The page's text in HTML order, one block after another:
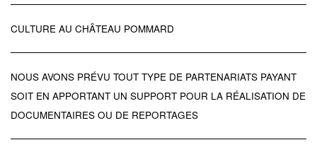
CULTURE AU CHÂTEAU POMMARD
NOUS AVONS PRÉVU TOUT TYPE DE PARTENARIATS PAYANT
SOIT EN APPORTANT UN SUPPORT POUR LA RÉALISATION DE
DOCUMENTAIRES OU DE REPORTAGES